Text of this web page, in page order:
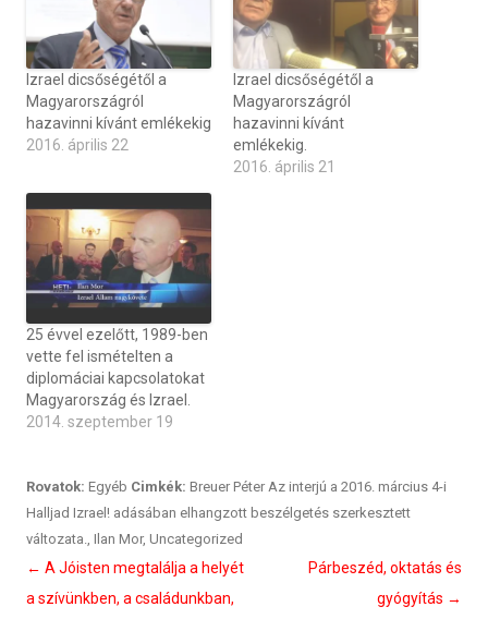
Izrael dicsőségétől a
Magyarországról
hazavinni kívánt emlékekig
2016. április 22
Izrael dicsőségétől a
Magyarországról
hazavinni kívánt
emlékekig.
2016. április 21
25 évvel ezelőtt, 1989-ben
vette fel ismételten a
diplomáciai kapcsolatokat
Magyarország és Izrael.
2014. szeptember 19
Rovatok: Egyéb Cimkék: Breuer Péter Az interjú a 2016. március 4-i
Halljad Izrael! adásában elhangzott beszélgetés szerkesztett
változata., Ilan Mor, Uncategorized
Bejegyzés
navigáció
← A Jóisten megtalálja a helyét
a szívünkben, a családunkban,
Párbeszéd, oktatás és
gyógyítás →